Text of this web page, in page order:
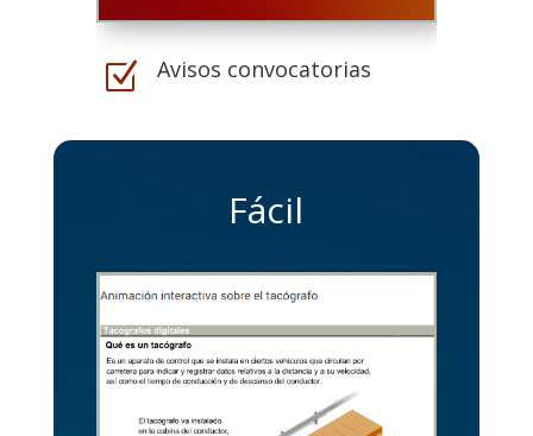
Z Avisos convocatorias
Fácil